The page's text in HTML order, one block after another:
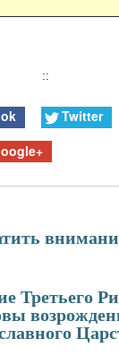
::
Twitter
Третьего